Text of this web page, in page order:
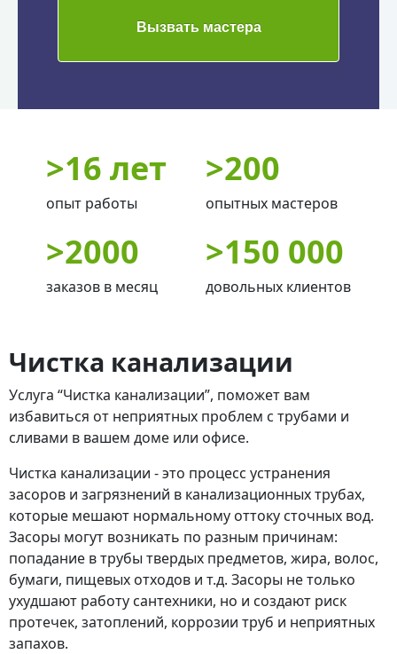
Вызвать мастера
>16 лет
опыт работы
>200
опытных мастеров
>2000
заказов в месяц
>150 000
довольных клиентов
Чистка канализации
Услуга “Чистка канализации”, поможет вам
избавиться от неприятных проблем с трубами и
сливами в вашем доме или офисе.
Чистка канализации - это процесс устранения
засоров и загрязнений в канализационных трубах,
которые мешают нормальному оттоку сточных вод.
Засоры могут возникать по разным причинам:
попадание в трубы твердых предметов, жира, волос,
бумаги, пищевых отходов и т.д. Засоры не только
ухудшают работу сантехники, но и создают риск
протечек, затоплений, коррозии труб и неприятных
запахов.